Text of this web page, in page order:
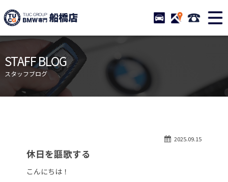
TUCグループ BMW専門 船
STOCK ACCESS 047-
ニュース
在庫リスト
目玉車両一覧
店舗紹介
保証＆サービス
アクセスマップ
自動車保険
STAFF BLOG
スタッフブログ
2025.09.15
休日を謳歌する
こんにちは！